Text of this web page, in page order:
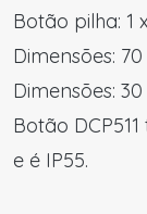
Botão pilha: 1
Dimensões:
Dimensões:
Botão
e é IP55.